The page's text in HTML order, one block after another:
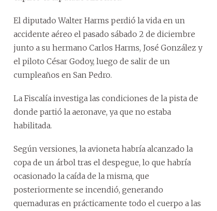
El diputado Walter Harms perdió la vida en un
accidente aéreo el pasado sábado 2 de diciembre
junto a su hermano Carlos Harms, José González y
el piloto César Godoy, luego de salir de un
cumpleaños en San Pedro.
La Fiscalía investiga las condiciones de la pista de
donde partió la aeronave, ya que no estaba
habilitada.
Según versiones, la avioneta habría alcanzado la
copa de un árbol tras el despegue, lo que habría
ocasionado la caída de la misma, que
posteriormente se incendió, generando
quemaduras en prácticamente todo el cuerpo a las